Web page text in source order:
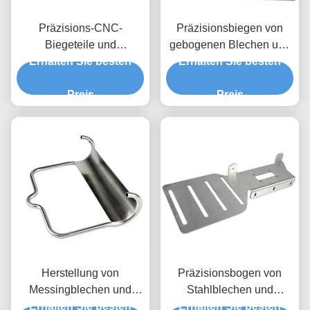
Präzisions-CNC-
Biegeteile und
Blechbearbeitungsdienstleistungen
Erhalten Sie besten
Preis
Präzisionsbiegen von
gebogenen Blechen und
Aluminiumplatten
Erhalten Sie besten
Preis
Herstellung von
Messingblechen und
dicken Metallplatten
Erhalten Sie besten
Präzisionsbogen von
Stahlblechen und
kundenspezifische
Erhalten Sie besten